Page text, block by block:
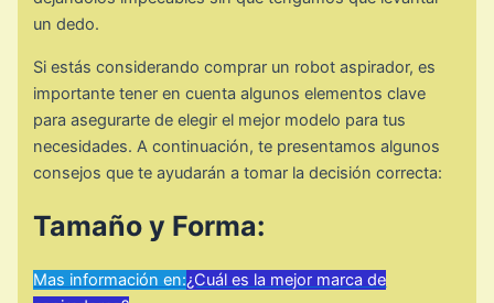
un dedo.
Si estás considerando comprar un robot aspirador, es
importante tener en cuenta algunos elementos clave
para asegurarte de elegir el mejor modelo para tus
necesidades. A continuación, te presentamos algunos
consejos que te ayudarán a tomar la decisión correcta:
Tamaño y Forma:
Mas información en:¿Cuál es la mejor marca de